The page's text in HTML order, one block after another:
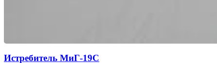
Истребитель МиГ-19С